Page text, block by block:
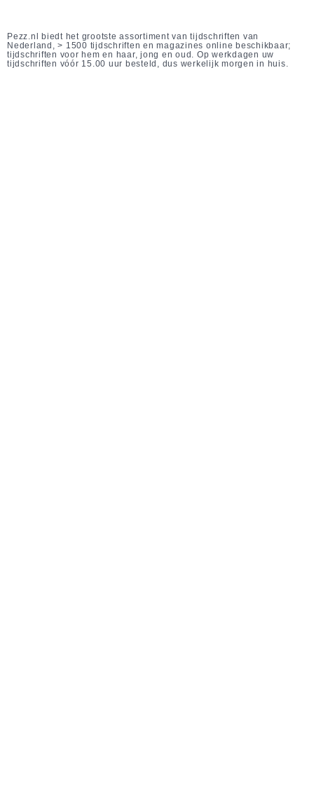
Pezz.nl biedt het grootste assortiment van tijdschriften van
Nederland, > 1500 tijdschriften en magazines online beschikbaar;
tijdschriften voor hem en haar, jong en oud. Op werkdagen uw
tijdschriften vóór 15.00 uur besteld, dus werkelijk morgen in huis.